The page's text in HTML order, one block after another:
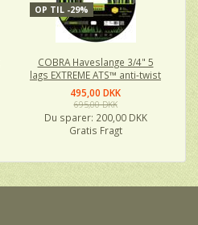
OP TIL -29%
COBRA Haveslange 3/4" 5
lags EXTREME ATS™ anti-twist
495,00 DKK
695,00 DKK
Du sparer: 200,00 DKK
Gratis Fragt